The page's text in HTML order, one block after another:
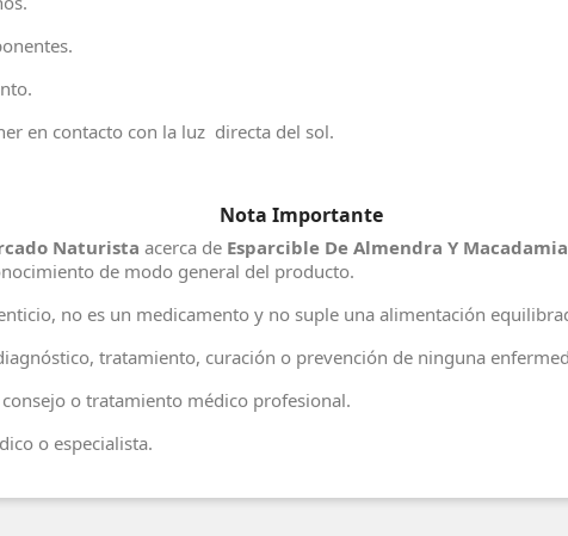
en contacto con la luz directa del sol.
Nota Importante
Naturista acerca de Esparcible De Almendra Y
de modo general del producto.
no es un medicamento y no suple una alimentación
tratamiento, curación o prevención de ninguna
o tratamiento médico profesional.
o especialista.